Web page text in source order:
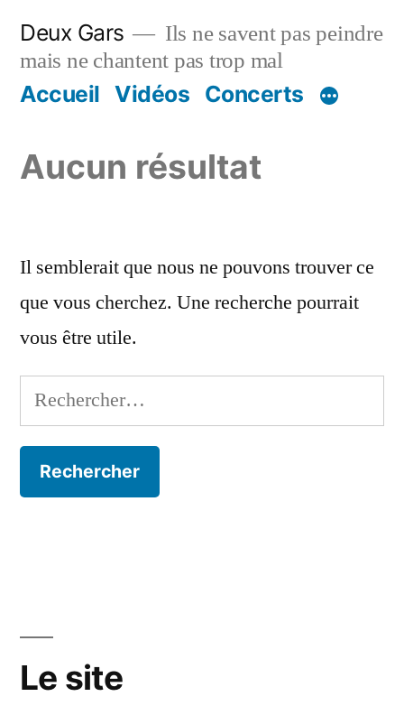
contenu
Deux Gars
Ils ne savent pas peindre
mais ne chantent pas trop mal
Accueil Vidéos Concerts
Aucun résultat
Il semblerait que nous ne pouvons trouver ce
que vous cherchez. Une recherche pourrait
vous être utile.
Rechercher :
Le site